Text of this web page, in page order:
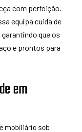
com perfeição.
equipa cuida de
que os
e prontos para
em
mobiliário sob